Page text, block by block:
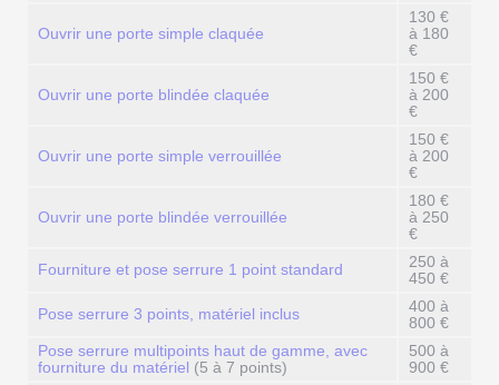
Ouvrir une porte simple claquée
130 €
à 180
€
Ouvrir une porte blindée claquée
150 €
à 200
€
Ouvrir une porte simple verrouillée
150 €
à 200
€
Ouvrir une porte blindée verrouillée
180 €
à 250
€
Fourniture et pose serrure 1 point standard
250 à
450 €
Pose serrure 3 points, matériel inclus
400 à
800 €
Pose serrure multipoints haut de gamme, avec
fourniture du matériel (5 à 7 points)
500 à
900 €